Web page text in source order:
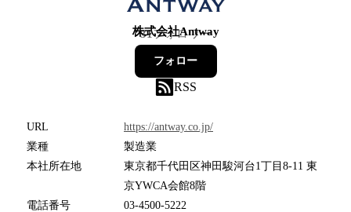
株式会社Antway
31フォロワー
フォロー
RSS
URL
https://antway.co.jp/
業種
製造業
本社所在地
東京都千代田区神田駿河台1丁目8-11 東
京YWCA会館8階
電話番号
03-4500-5222